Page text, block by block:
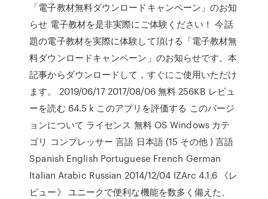
「電子教材無料ダウンロードキャンペーン」のお知
らせ 電子教材を是非実際にご体験ください！ 今話
題の電子教材を実際に体験して頂ける「電子教材無
料ダウンロードキャンペーン」のお知らせです。本
記事からダウンロードして，すぐにご使用いただけ
ます。 2019/06/17 2017/08/06 無料 256KB レビュ
ーを読む 64.5 k このアプリを評価する このバージ
ョンについて ライセンス 無料 OS Windows カテ
ゴリ コンプレッサー 言語 日本語 (15 その他 ) 言語
Spanish English Portuguese French German
Italian Arabic Russian 2014/12/04 IZArc 4.1.6 《レ
ビュー》 ユニークで便利な機能を数多く備えた、